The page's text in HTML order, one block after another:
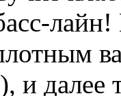
и далее